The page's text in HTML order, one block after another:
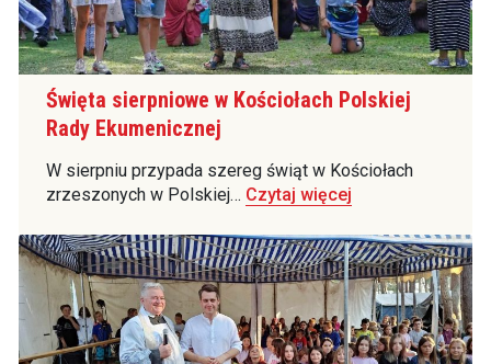
Święta sierpniowe w Kościołach Polskiej
Rady Ekumenicznej
W sierpniu przypada szereg świąt w Kościołach
zrzeszonych w Polskiej… Czytaj więcej